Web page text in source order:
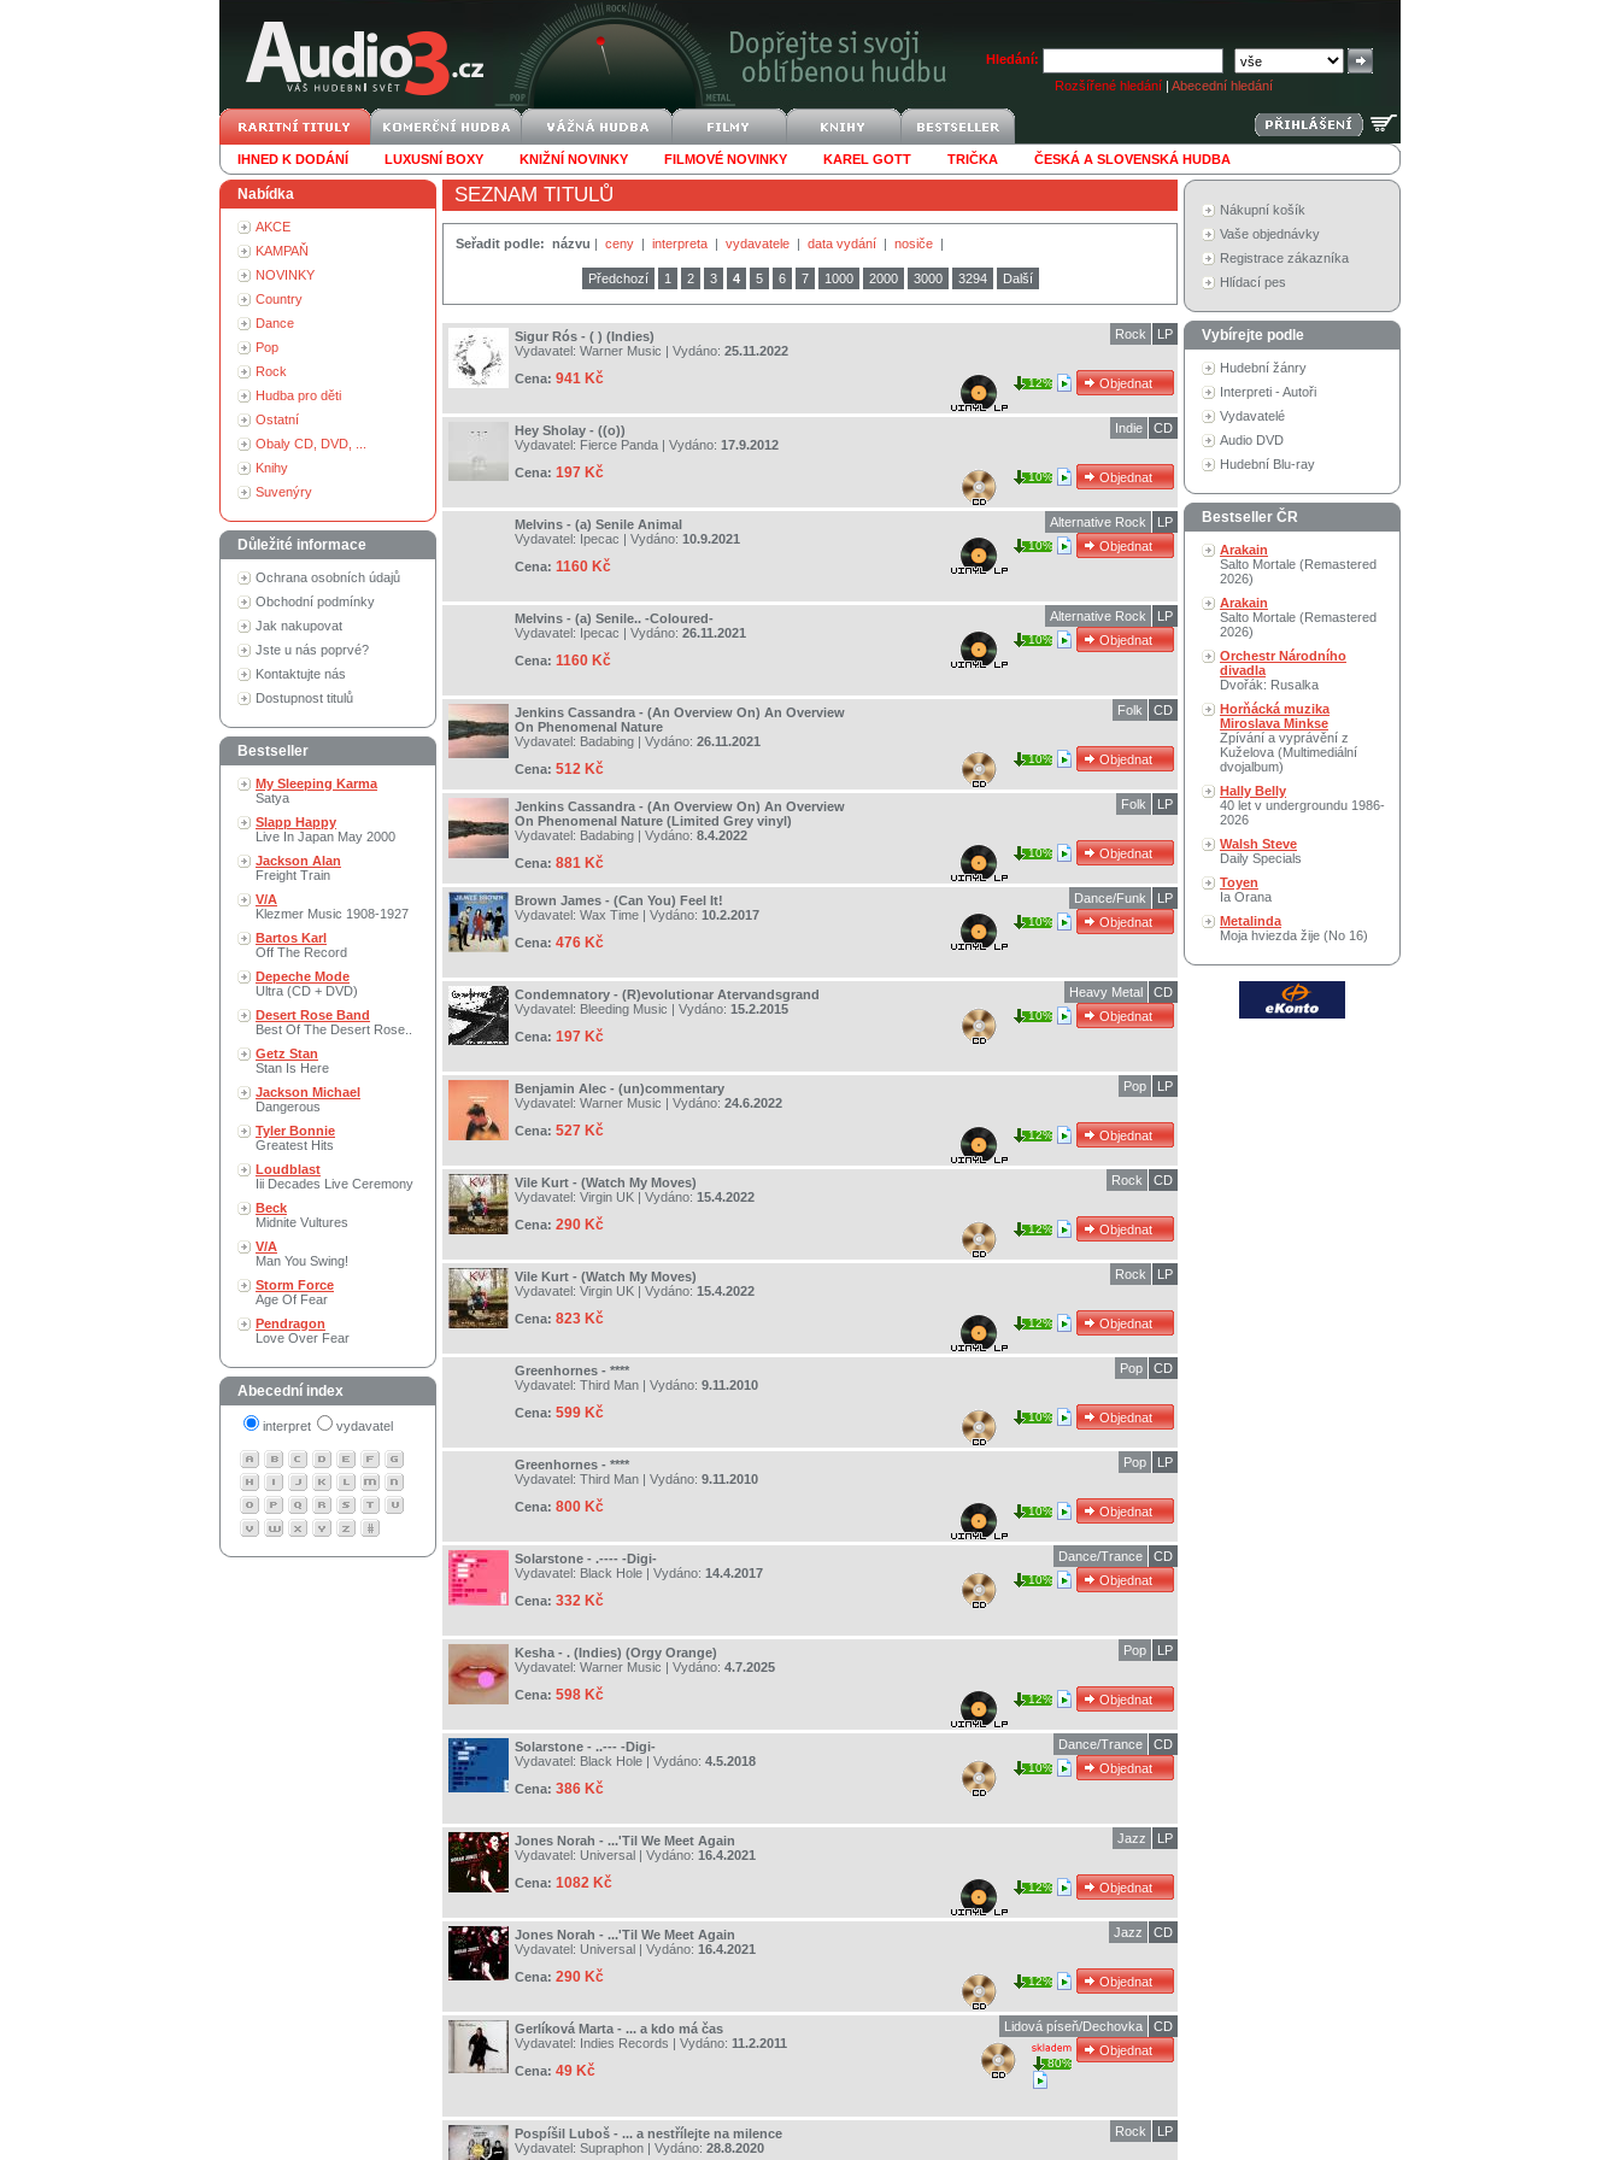
Hledání:
Rozšířené hledání | Abecední hledání
IHNED K DODÁNÍ LUXUSNÍ BOXY KNIŽNÍ NOVINKY FILMOVÉ NOVINKY KAREL GOTT TRIČKA ČESKÁ A SLOVENSKÁ HUDBA
Nabídka
AKCE
KAMPAŇ
NOVINKY
Country
Dance
Pop
Rock
Hudba pro děti
Ostatní
Obaly CD, DVD, ...
Knihy
Suvenýry
Důležité informace
Ochrana osobních údajů
Obchodní podmínky
Jak nakupovat
Jste u nás poprvé?
Kontaktujte nás
Dostupnost titulů
Bestseller
My Sleeping Karma
Satya
Slapp Happy
Live In Japan May 2000
Jackson Alan
Freight Train
V/A
Klezmer Music 1908-1927
Bartos Karl
Off The Record
Depeche Mode
Ultra (CD + DVD)
Desert Rose Band
Best Of The Desert Rose..
Getz Stan
Stan Is Here
Jackson Michael
Dangerous
Tyler Bonnie
Greatest Hits
Loudblast
Iii Decades Live Ceremony
Beck
Midnite Vultures
V/A
Man You Swing!
Storm Force
Age Of Fear
Pendragon
Love Over Fear
Abecední index
interpret vydavatel
SEZNAM TITULŮ
Seřadit podle: názvu | ceny | interpreta | vydavatele | data vydání | nosiče |
Předchozí 1 2 3 4 5 6 7 1000 2000 3000 3294 Další
Sigur Rós - ( ) (Indies)
Vydavatel: Warner Music | Vydáno: 25.11.2022
Cena: 941 Kč
LP
Rock
12%
Hey Sholay - ((o))
Vydavatel: Fierce Panda | Vydáno: 17.9.2012
Cena: 197 Kč
CD
Indie
10%
Melvins - (a) Senile Animal
Vydavatel: Ipecac | Vydáno: 10.9.2021
Cena: 1160 Kč
LP
Alternative Rock
10%
Melvins - (a) Senile.. -Coloured-
Vydavatel: Ipecac | Vydáno: 26.11.2021
Cena: 1160 Kč
LP
Alternative Rock
10%
Jenkins Cassandra - (An Overview On) An Overview
On Phenomenal Nature
Vydavatel: Badabing | Vydáno: 26.11.2021
Cena: 512 Kč
CD
Folk
10%
Jenkins Cassandra - (An Overview On) An Overview
On Phenomenal Nature (Limited Grey vinyl)
Vydavatel: Badabing | Vydáno: 8.4.2022
Cena: 881 Kč
LP
Folk
10%
Brown James - (Can You) Feel It!
Vydavatel: Wax Time | Vydáno: 10.2.2017
Cena: 476 Kč
LP
Dance/Funk
10%
Condemnatory - (R)evolutionar Atervandsgrand
Vydavatel: Bleeding Music | Vydáno: 15.2.2015
Cena: 197 Kč
CD
Heavy Metal
10%
Benjamin Alec - (un)commentary
Vydavatel: Warner Music | Vydáno: 24.6.2022
Cena: 527 Kč
LP
Pop
12%
Vile Kurt - (Watch My Moves)
Vydavatel: Virgin UK | Vydáno: 15.4.2022
Cena: 290 Kč
CD
Rock
12%
Vile Kurt - (Watch My Moves)
Vydavatel: Virgin UK | Vydáno: 15.4.2022
Cena: 823 Kč
LP
Rock
12%
Greenhornes - ****
Vydavatel: Third Man | Vydáno: 9.11.2010
Cena: 599 Kč
CD
Pop
10%
Greenhornes - ****
Vydavatel: Third Man | Vydáno: 9.11.2010
Cena: 800 Kč
LP
Pop
10%
Solarstone - .---- -Digi-
Vydavatel: Black Hole | Vydáno: 14.4.2017
Cena: 332 Kč
CD
Dance/Trance
10%
Kesha - . (Indies) (Orgy Orange)
Vydavatel: Warner Music | Vydáno: 4.7.2025
Cena: 598 Kč
LP
Pop
12%
Solarstone - ..--- -Digi-
Vydavatel: Black Hole | Vydáno: 4.5.2018
Cena: 386 Kč
CD
Dance/Trance
10%
Jones Norah - ...'Til We Meet Again
Vydavatel: Universal | Vydáno: 16.4.2021
Cena: 1082 Kč
LP
Jazz
12%
Jones Norah - ...'Til We Meet Again
Vydavatel: Universal | Vydáno: 16.4.2021
Cena: 290 Kč
CD
Jazz
12%
Gerlíková Marta - ... a kdo má čas
Vydavatel: Indies Records | Vydáno: 11.2.2011
Cena: 49 Kč
CD
Lidová píseň/Dechovka
80%
Pospíšil Luboš - ... a nestřílejte na milence
Vydavatel: Supraphon | Vydáno: 28.8.2020
LP
Rock
Nákupní košík
Vaše objednávky
Registrace zákazníka
Hlídací pes
Vybírejte podle
Hudební žánry
Interpreti - Autoři
Vydavatelé
Audio DVD
Hudební Blu-ray
Bestseller ČR
Arakain
Salto Mortale (Remastered
2026)
Arakain
Salto Mortale (Remastered
2026)
Orchestr Národního
divadla
Dvořák: Rusalka
Horňácká muzika
Miroslava Minkse
Zpívání a vyprávění z
Kuželova (Multimediální
dvojalbum)
Hally Belly
40 let v undergroundu 1986-
2026
Walsh Steve
Daily Specials
Toyen
Ia Orana
Metalinda
Moja hviezda žije (No 16)